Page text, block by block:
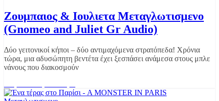
Ζουμπαιος & Ιουλιετα Μεταγλωτισμενο
(Gnomeo and Juliet Gr Audio)
Δύο γειτονικοί κήποι – δύο αντιμαχόμενα στρατόπεδα! Χρόνια
τώρα, μια αδυσώπητη βεντέτα έχει ξεσπάσει ανάμεσα στους μπλε
νάνους που διακοσμούν